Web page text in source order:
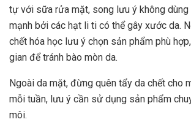
tự với sữa rửa mặt, song lưu ý không
mạnh bởi các hạt li ti có thể gây xước da.
chết hóa học lưu ý chọn sản phẩm phù
gian để tránh bào mòn da.
Ngoài da mặt, đừng quên tẩy da chết cho
mỗi tuần, lưu ý cần sử dụng sản phẩm
môi.